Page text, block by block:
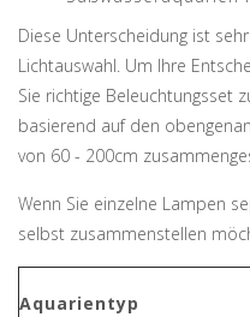
Diese Unterscheidung ist
Lichtauswahl. Um Ihre
Sie richtige Beleuchtungsset
basierend auf den
von 60 - 200cm
Wenn Sie einzelne Lampen
selbst zusammenstellen
Aquarientyp